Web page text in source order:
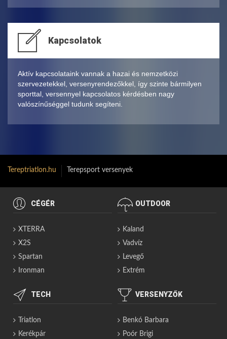
Kapcsolatok
Aktív kapcsolataink vannak a hazai és nemzetközi
szervezetekkel, versenyrendezőkkel, így szinte bármilyen
sporttal, versennyel kapcsolatos kérdésben nagy
valószínűséggel tudunk segíteni.
Tereptriatlon.hu Terepsport versenyek
CÉGÉR
XTERRA
X2S
Spartan
Ironman
OUTDOOR
Kaland
Vadvíz
Levegő
Extrém
TECH
Triatlon
Kerékpár
VERSENYZŐK
Benkó Barbara
Poór Brigi